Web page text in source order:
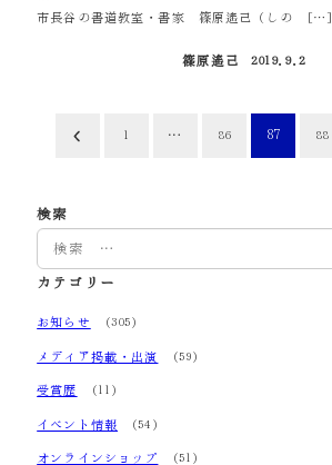
市長谷の書道教室・書家 篠原遙己（しの […]
篠原遙己
2019.9.2
の
ペ
ー
ジ
1 … 86 87 88
検索
索
カテゴリー
お知らせ (305)
メディア掲載・出演 (59)
受賞歴 (11)
イベント情報 (54)
オンラインショップ (51)